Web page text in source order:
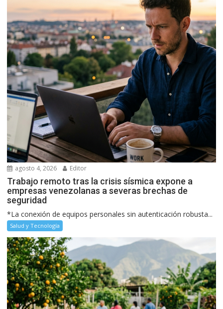
agosto 4, 2026 Editor
Trabajo remoto tras la crisis sísmica expone a
empresas venezolanas a severas brechas de
seguridad
*La conexión de equipos personales sin autenticación robusta...
Salud y Tecnología